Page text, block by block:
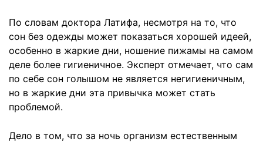
По словам доктора Латифа, несмотря на то, что
сон без одежды может показаться хорошей идеей,
особенно в жаркие дни, ношение пижамы на самом
деле более гигиеничное. Эксперт отмечает, что сам
по себе сон голышом не является негигиеничным,
но в жаркие дни эта привычка может стать
проблемой.
Дело в том, что за ночь организм естественным